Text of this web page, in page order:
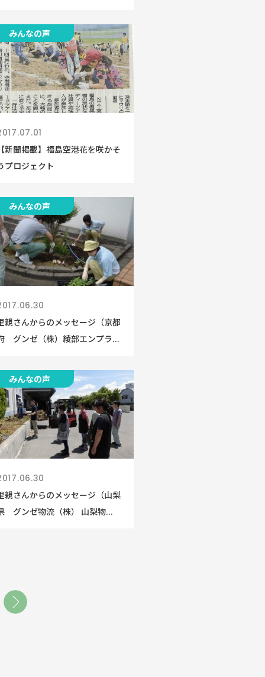
みんなの声
新聞掲載】福島空港花を咲かそ
プロジェクト
みんなの声
親さんからのメッセージ（京都
グンゼ（株）綾部エンプラ...
みんなの声
親さんからのメッセージ（山梨
グンゼ物流（株） 山梨物...